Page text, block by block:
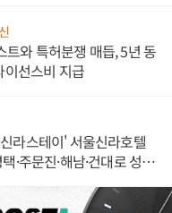
트와 특허분쟁 매듭, 5년 동
이선스비 지급
라스테이' 서울신라호텔
·주문진·해남·건대로 성